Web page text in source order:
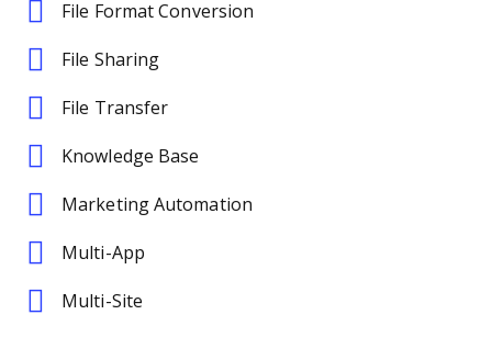
File Format Conversion
File Sharing
File Transfer
Knowledge Base
Marketing Automation
Multi-App
Multi-Site